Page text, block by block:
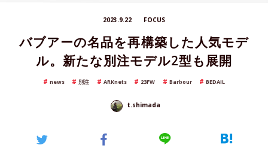
2023.9.22 FOCUS
バブアーの名品を再構築した人気モデ
ル。新たな別注モデル2型も展開
news 別注 ARKnets 23FW Barbour BEDAIL
t.shimada